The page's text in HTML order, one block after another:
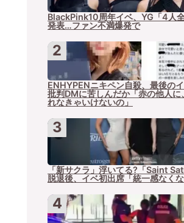
BlackPink10周年イベ、YG「4人
発表…ファン不満爆発で
ENHYPENニキペン自殺、最後の
批判DMに苦しんだか「赤の他人に
れなきゃいけないの」
「新サクラ」浮いてる?「Saint
脱退後、イベ初出席「統一感なくな